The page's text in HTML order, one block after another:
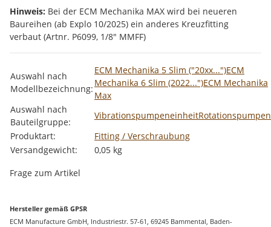
Hinweis: Bei der ECM Mechanika MAX wird bei neueren
Baureihen (ab Explo 10/2025) ein anderes Kreuzfitting
verbaut (Artnr. P6099, 1/8" MMFF)
Auswahl nach
Modellbezeichnung:
ECM Mechanika 5 Slim ("20xx...")ECM
Mechanika 6 Slim (2022...")ECM Mechanika
Max
Auswahl nach
Bauteilgruppe:
VibrationspumpeneinheitRotationspumpen
Produktart:
Fitting / Verschraubung
Versandgewicht:
0,05 kg
Frage zum Artikel
Hersteller gemäß GPSR
ECM Manufacture GmbH, Industriestr. 57-61, 69245 Bammental, Baden-